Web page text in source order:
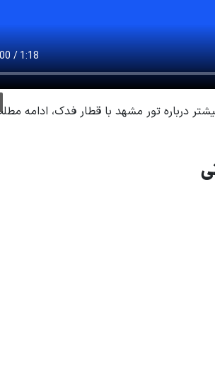
درباره تور مشهد با قطار فدک، ادامه